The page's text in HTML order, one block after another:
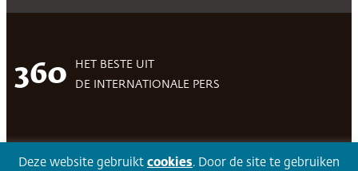
360
HET BESTE UIT
DE INTERNATIONALE PERS
Volg 360Facebook LinkedIn Twitter
Deze website gebruikt cookies. Door de site te gebruiken